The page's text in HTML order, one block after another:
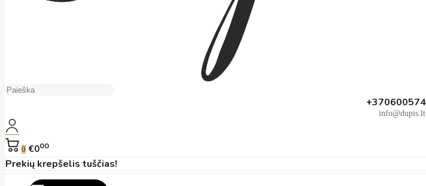
info@dupis.lt
0 €000
Prekių krepšelis tuščias!